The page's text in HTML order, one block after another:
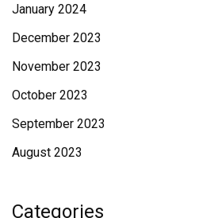
January 2024
December 2023
November 2023
October 2023
September 2023
August 2023
Categories